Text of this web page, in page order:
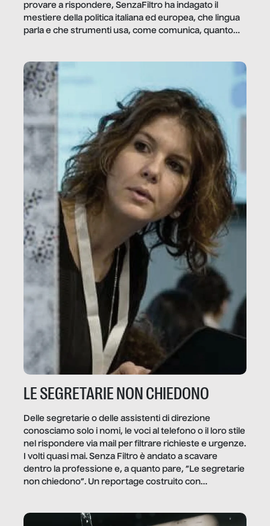
provare a rispondere, SenzaFiltro ha indagato il
mestiere della politica italiana ed europea, che lingua
parla e che strumenti usa, come comunica, quanto
LE SEGRETARIE NON CHIEDONO
Delle segretarie o delle assistenti di direzione
conosciamo solo i nomi, le voci al telefono o il loro stile
nel rispondere via mail per filtrare richieste e urgenze.
I volti quasi mai. Senza Filtro è andato a scavare
dentro la professione e, a quanto pare, “Le segretarie
non chiedono”. Un reportage costruito con